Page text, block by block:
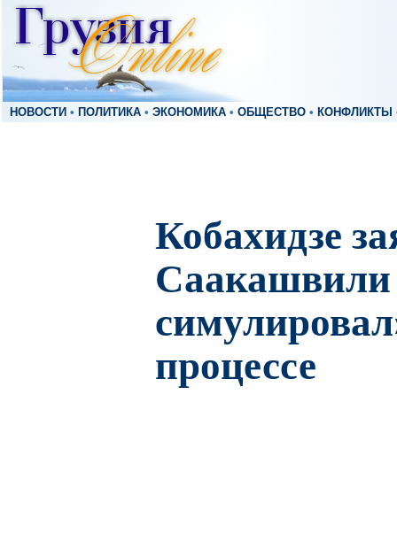
НОВОСТИ • ПОЛИТИКА • ЭКОНОМИКА • ОБЩЕСТВО • КОНФЛИКТЫ
Кобахидзе
Саакашвили
процессе